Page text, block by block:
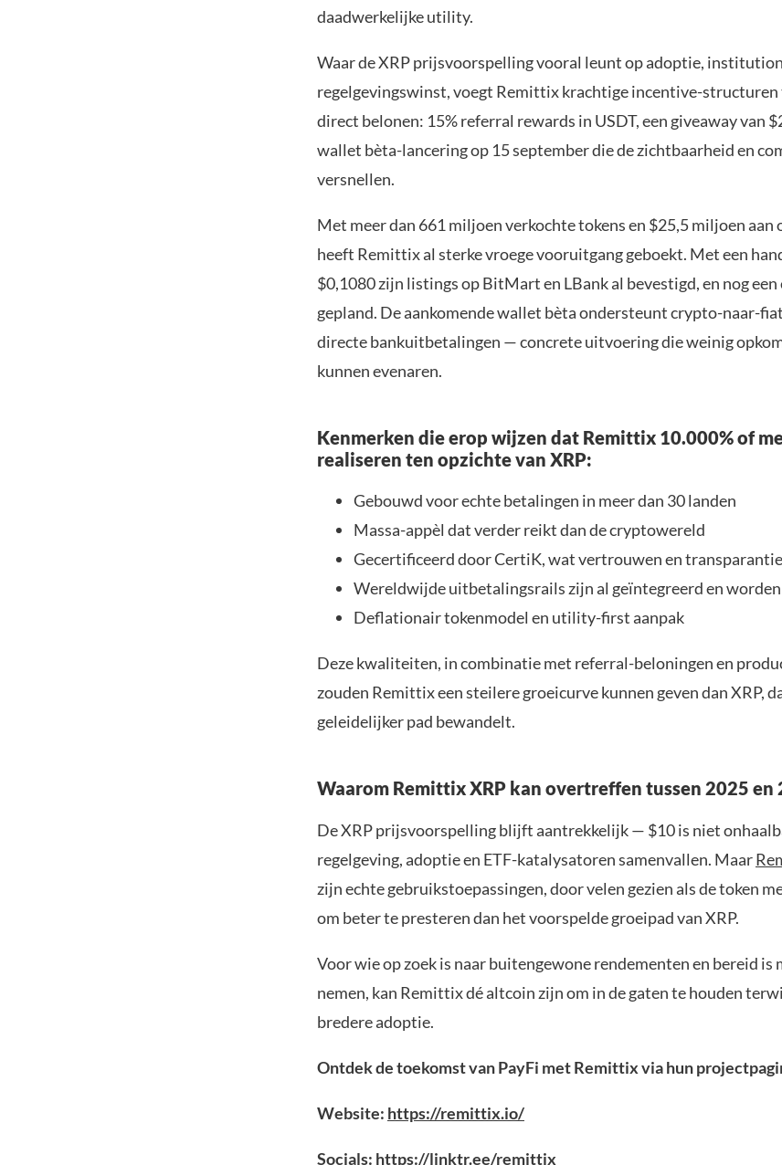
daadwerkelijke utility.
Waar de XRP prijsvoorspelling vooral leunt op adoptie,
regelgevingswinst, voegt Remittix krachtige incentive-structuren
direct belonen: 15% referral rewards in USDT, een giveaway van
wallet bèta-lancering op 15 september die de zichtbaarheid en
versnellen.
Met meer dan 661 miljoen verkochte tokens en $25,5 miljoen aan
heeft Remittix al sterke vroege vooruitgang geboekt. Met een
$0,1080 zijn listings op BitMart en LBank al bevestigd, en nog
gepland. De aankomende wallet bèta ondersteunt crypto-naar-
directe bankuitbetalingen — concrete uitvoering die weinig
kunnen evenaren.
Kenmerken die erop wijzen dat Remittix 10.000% of
realiseren ten opzichte van XRP:
Gebouwd voor echte betalingen in meer dan 30 landen
Massa-appèl dat verder reikt dan de cryptowereld
Gecertificeerd door CertiK, wat vertrouwen en
Wereldwijde uitbetalingsrails zijn al geïntegreerd en
Deflationair tokenmodel en utility-first aanpak
Deze kwaliteiten, in combinatie met referral-beloningen en
zouden Remittix een steilere groeicurve kunnen geven dan XRP,
geleidelijker pad bewandelt.
Waarom Remittix XRP kan overtreffen tussen 2025 en
De XRP prijsvoorspelling blijft aantrekkelijk — $10 is niet
regelgeving, adoptie en ETF-katalysatoren samenvallen. Maar
zijn echte gebruikstoepassingen, door velen gezien als de token
om beter te presteren dan het voorspelde groeipad van XRP.
Voor wie op zoek is naar buitengewone rendementen en bereid is
nemen, kan Remittix dé altcoin zijn om in de gaten te houden
bredere adoptie.
Ontdek de toekomst van PayFi met Remittix via hun
Website: https://remittix.io/
Socials: https://linktr.ee/remittix